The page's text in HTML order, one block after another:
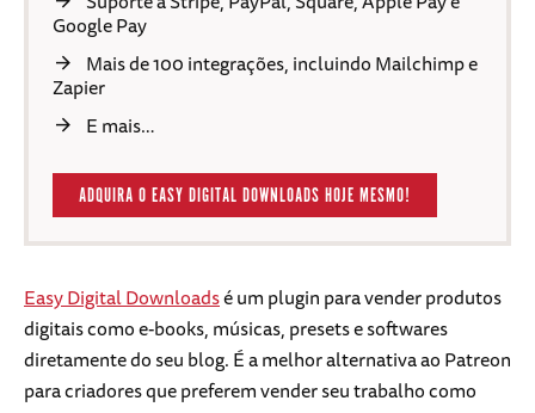
Google Pay
Mais de 100 integrações, incluindo Mailchimp e
Zapier
E mais…
ADQUIRA O EASY DIGITAL DOWNLOADS HOJE MESMO!
Easy Digital Downloadsé um plugin para vender produtos
digitais como e-books, músicas, presets e softwares
diretamente do seu blog. É a melhor alternativa ao Patreon
para criadores que preferem vender seu trabalho como